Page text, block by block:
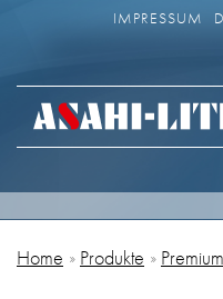
IMPRESSUM
Home Produkte Premium